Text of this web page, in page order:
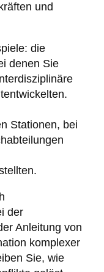
und
die
denen Sie
Stationen, bei
der
Anleitung von
komplexer
Sie, wie